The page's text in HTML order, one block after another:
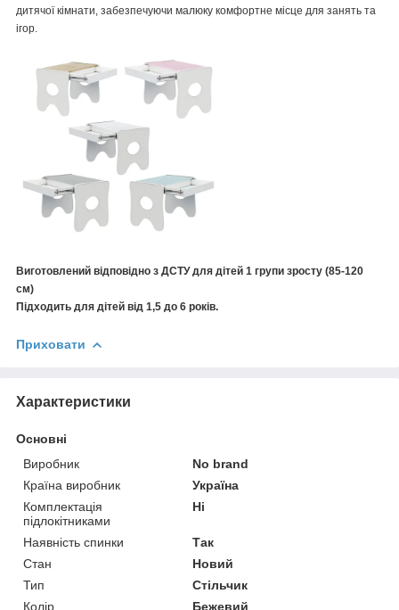
дитячої кімнати, забезпечуючи малюку комфортне місце для занять та
ігор.
Виготовлений відповідно з ДСТУ для дітей 1 групи зросту (85-120
см)
Підходить для дітей від 1,5 до 6 років.
Приховати
Характеристики
Основні
Виробник
No brand
Країна виробник
Україна
Комплектація
підлокітниками
Ні
Наявність спинки
Так
Стан
Новий
Тип
Стільчик
Колір
Бежевий